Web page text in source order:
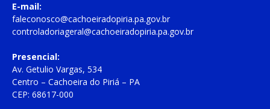
E-mail:
faleconosco@cachoeiradopiria.pa.gov.br
controladoriageral@cachoeiradopiria.pa.gov.br
Presencial:
Av. Getulio Vargas, 534
Centro – Cachoeira do Piriá – PA
CEP: 68617-000